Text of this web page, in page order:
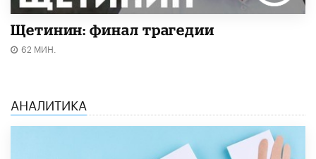
Щетинин: финал трагедии
62 МИН.
АНАЛИТИКА